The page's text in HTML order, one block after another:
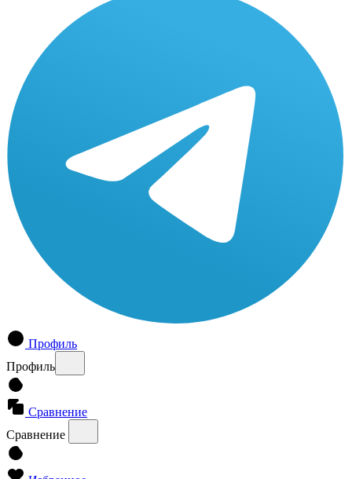
Профиль
Профиль
Сравнение
Сравнение